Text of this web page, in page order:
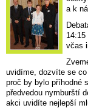
a k
včas
uvidíme, dozvíte se
proč by bylo příhodné
předvedou nymburští
akci uvidíte nejlepší